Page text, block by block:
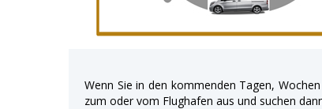
Wenn Sie in den kommenden Tagen,
zum oder vom Flughafen aus und suchen